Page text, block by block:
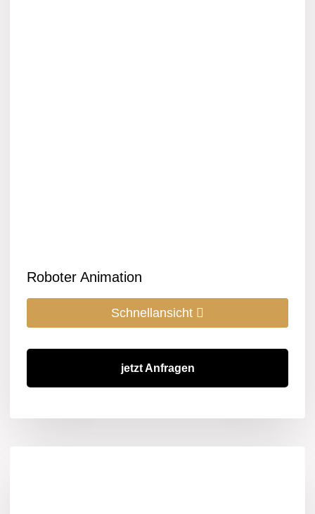
Roboter Animation
Schnellansicht
jetzt Anfragen